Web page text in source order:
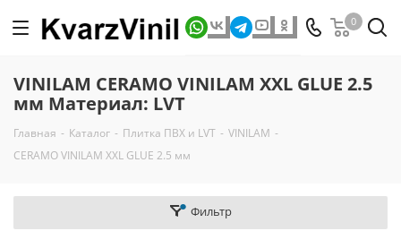
0
VINILAM CERAMO VINILAM XXL GLUE 2.5
мм Материал: LVT
Главная - Каталог - Плитка ПВХ и LVT - VINILAM -
CERAMO VINILAM XXL GLUE 2.5 мм
Фильтр